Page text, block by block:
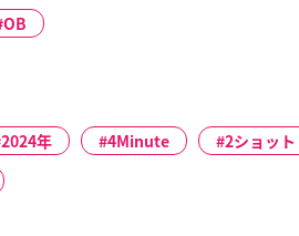
OB
2024年 4Minute 2ショット